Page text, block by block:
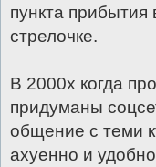
пункта прибытия
стрелочке.
В 2000х когда
придуманы
общение с теми
ахуенно и